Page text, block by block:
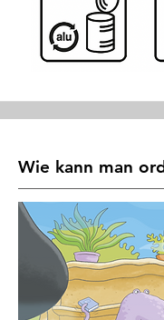
Wie kann man